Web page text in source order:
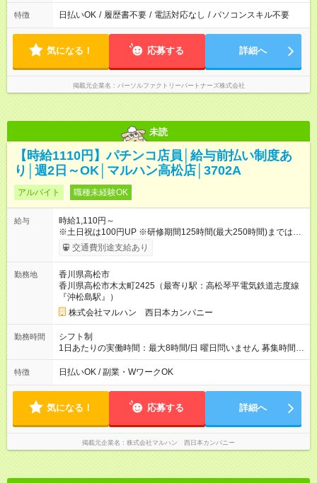
特徴 日払いOK / 履歴書不要 / 電話対応なし / パソコンスキル不要
気になる！ 応募する 詳細へ
掲載元企業名 パーソルファクトリーパートナーズ株式会社
未読
【時給1110円】パチンコ店員│給与前払い制度あ
り│週2日～OK│マルハン高松店│3702A
アルバイト 職種未経験OK
給与
時給1,110円～
※土日祝は100円UP ※研修期間125時間(最大250時間)までは、
時給1,036円 ※22時以降時給25％ＵＰ 【試用期間】試用期間な
交通費別途支給あり
勤務地
香川県高松市
香川県高松市木太町2425（最寄り駅：高松琴平電気鉄道志度線
『沖松島駅』）
株式会社マルハン 西日本カンパニー
勤務時間
シフト制
1日あたりの実働時間：最大8時間/日 曜日問いません 募集時間
帯：8:00-17:00/15:30-24:30 詳しくは下記お問い合わせ電話番号
へご連絡ください。 0120-314-508(9時～20時土日祝も受付) 1
特徴 日払いOK / 副業・WワークOK
気になる！ 応募する 詳細へ
掲載元企業名 株式会社マルハン 西日本カンパニー